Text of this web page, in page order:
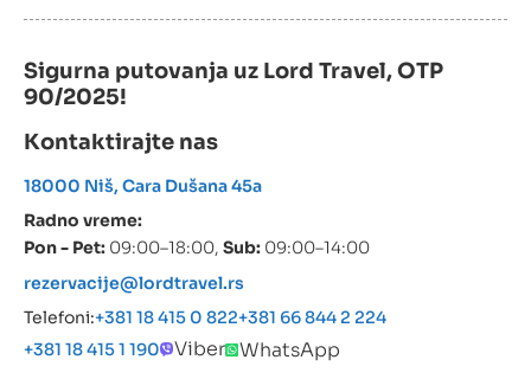
Sigurna putovanja uz Lord Travel, OTP
90/2025!
Kontaktirajte nas
18000 Niš, Cara Dušana 45a
Radno vreme:
Pon - Pet: 09:00–18:00, Sub: 09:00–14:00
rezervacije@lordtravel.rs
Telefoni:+381 18 415 0 822+381 66 844 2 224
+381 18 415 1 190
Viber WhatsApp